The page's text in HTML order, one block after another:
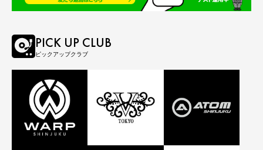
PICK UP CLUB
ピックアップクラブ